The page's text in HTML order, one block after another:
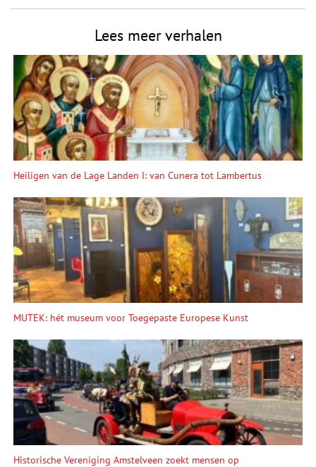
Lees meer verhalen
Heiligen van de Lage Landen I: van Cunera tot Lambertus
MUTEK: hét museum voor Toegepaste Europese Kunst
Historische Vereniging Amstelveen zoekt mensen op